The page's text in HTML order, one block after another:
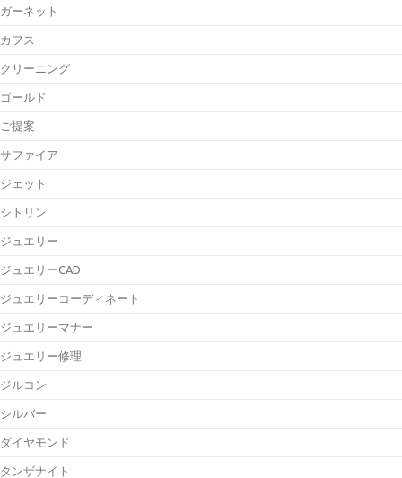
ガーネット
カフス
クリーニング
ゴールド
ご提案
サファイア
ジェット
シトリン
ジュエリー
ジュエリーCAD
ジュエリーコーディネート
ジュエリーマナー
ジュエリー修理
ジルコン
シルバー
ダイヤモンド
タンザナイト